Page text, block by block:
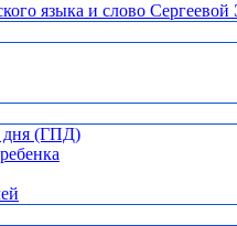
языка и слово
дня (ГПД)